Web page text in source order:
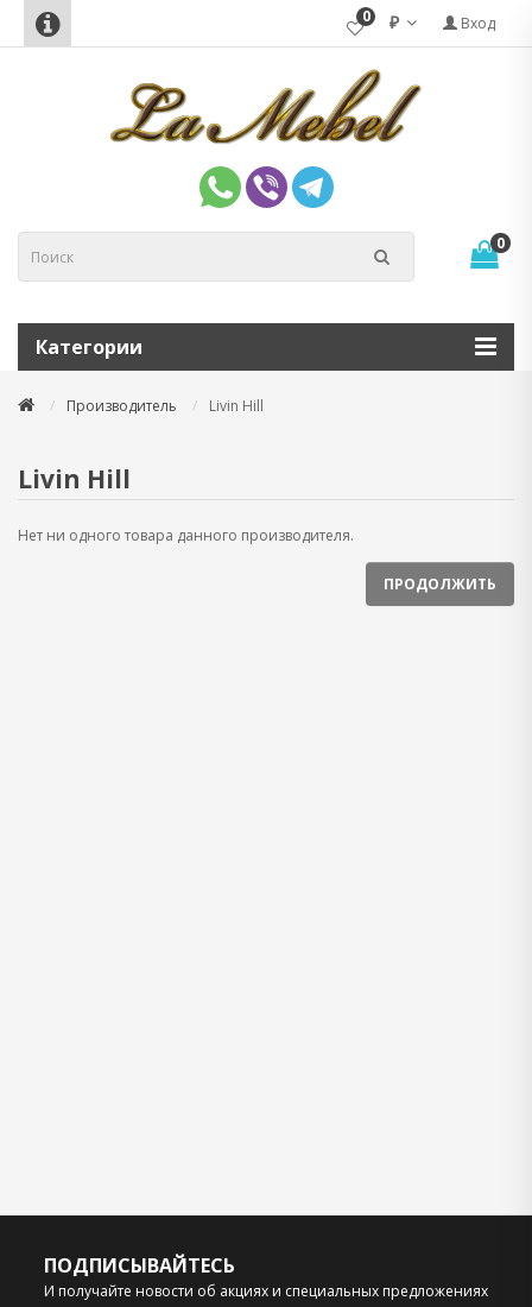
Вход
₽
0
0
Категории
Производитель Livin Hill
Livin Hill
Нет ни одного товара данного производителя.
ПРОДОЛЖИТЬ
ПОДПИСЫВАЙТЕСЬ
И получайте новости об акциях и специальных предложениях